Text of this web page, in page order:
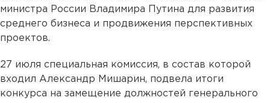
министра России Владимира Путина для развития
среднего бизнеса и продвижения перспективных
проектов.
27 июля специальная комиссия, в состав которой
входил Александр Мишарин, подвела итоги
конкурса на замещение должностей генерального